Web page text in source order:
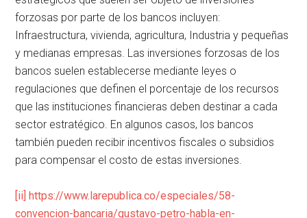
forzosas por parte de los bancos incluyen:
Infraestructura, vivienda, agricultura, Industria y pequeñas
y medianas empresas. Las inversiones forzosas de los
bancos suelen establecerse mediante leyes o
regulaciones que definen el porcentaje de los recursos
que las instituciones financieras deben destinar a cada
sector estratégico. En algunos casos, los bancos
también pueden recibir incentivos fiscales o subsidios
para compensar el costo de estas inversiones.
[ii] https://www.larepublica.co/especiales/58-
convencion-bancaria/gustavo-petro-habla-en-